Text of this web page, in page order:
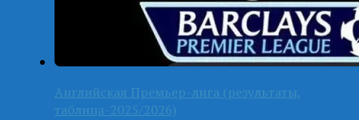
Английская Премьер-лига (результаты,
таблица-2025/2026)